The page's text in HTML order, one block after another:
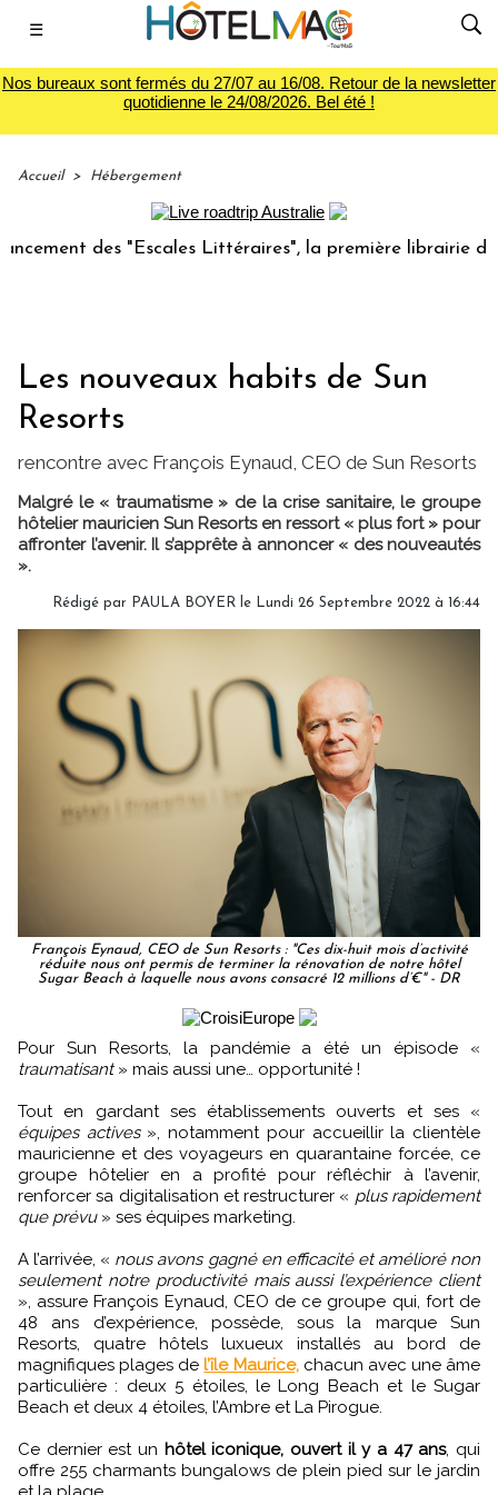
☰
Nos bureaux sont fermés du 27/07 au 16/08. Retour de la newsletter
quotidienne le 24/08/2026. Bel été !
Accueil > Hébergement
des "Escales Littéraires", la première librairie du
Les nouveaux habits de Sun
Resorts
rencontre avec François Eynaud, CEO de Sun Resorts
Malgré le « traumatisme » de la crise sanitaire, le groupe
hôtelier mauricien Sun Resorts en ressort « plus fort » pour
affronter l’avenir. Il s’apprête à annoncer « des nouveautés
».
Rédigé par PAULA BOYER le Lundi 26 Septembre 2022 à 16:44
François Eynaud, CEO de Sun Resorts : "Ces dix-huit mois d’activité
réduite nous ont permis de terminer la rénovation de notre hôtel
Sugar Beach à laquelle nous avons consacré 12 millions d’€" - DR
Pour Sun Resorts, la pandémie a été un épisode «
traumatisant» mais aussi une… opportunité !
Tout en gardant ses établissements ouverts et ses «
équipes actives», notamment pour accueillir la clientèle
mauricienne et des voyageurs en quarantaine forcée, ce
groupe hôtelier en a profité pour réfléchir à l’avenir,
renforcer sa digitalisation et restructurer « plus rapidement
que prévu» ses équipes marketing.
A l’arrivée, « nous avons gagné en efficacité et amélioré non
seulement notre productivité mais aussi l’expérience client
», assure François Eynaud, CEO de ce groupe qui, fort de
48 ans d’expérience, possède, sous la marque Sun
Resorts, quatre hôtels luxueux installés au bord de
magnifiques plages del’île Maurice,chacun avec une âme
particulière : deux 5 étoiles, le Long Beach et le Sugar
Beach et deux 4 étoiles, l’Ambre et La Pirogue.
Ce dernier est un hôtel iconique, ouvert il y a 47 ans, qui
offre 255 charmants bungalows de plein pied sur le jardin